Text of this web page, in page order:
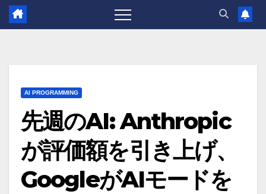
AI PROGRAMMING
先週のAI: Anthropic
が評価額を引き上げ、
GoogleがAIモードを